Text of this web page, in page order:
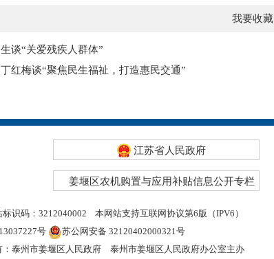
我要收藏
谈“关爱残疾人群体”
红梅谈“聚焦民生福祉，打造惠民交通”
江苏省人民政府
姜堰区农机购置与应用补贴信息公开专栏
识码：3212040002
本网站支持互联网协议第6版（IPV6）
号
苏公网安备 32120402000321号
：泰州市姜堰区人民政府
泰州市姜堰区人民政府办公室主办